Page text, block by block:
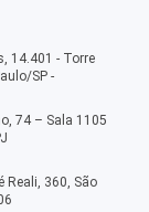
14.401 - Torre
SP -
74 – Sala 1105
Reali, 360, São